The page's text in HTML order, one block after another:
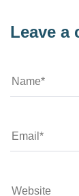
Leave a